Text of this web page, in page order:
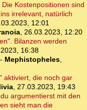
Kostenpositionen sind
irrelevant, natürlich
12:01
, 26.03.2023, 12:20
Bilanzen werden
16:38
- Mephistopheles,
aktiviert, die noch gar
, 27.03.2023, 19:43
argumentierst mit den
sieht man die